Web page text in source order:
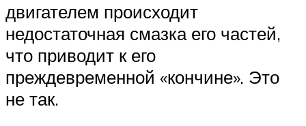
двигателем происходит
недостаточная смазка его частей,
что приводит к его
преждевременной «кончине». Это
не так.